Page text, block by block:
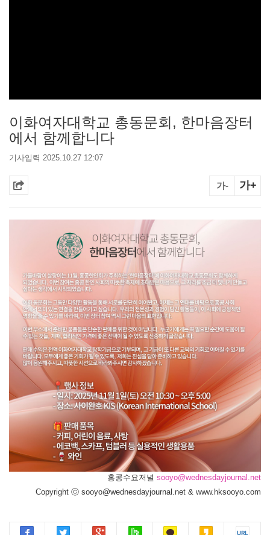
이화여자대학교 총동문회, 한마음장터
에서 함께합니다
기사입력 2025.10.27 12:07
가- 가+
홍콩수요저널 sooyo@wednesdayjournal.net
Copyright ⓒ sooyo@wednesdayjournal.net & www.hksooyo.com